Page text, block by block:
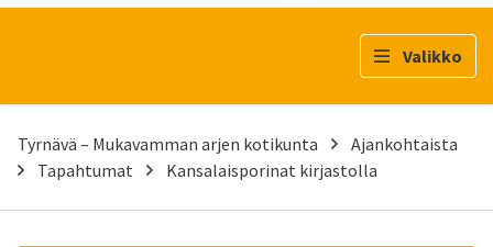
Valikko
Tyrnävä – Mukavamman arjen kotikunta
Ajankohtaista
Tapahtumat
Kansalaisporinat kirjastolla